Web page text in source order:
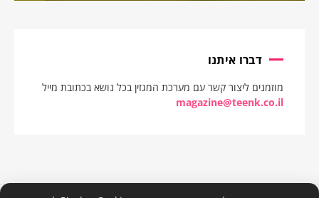
דברו איתנו
מוזמנים ליצור קשר עם מערכת המגזין בכל נושא בכתובת מייל
magazine@teenk.co.il